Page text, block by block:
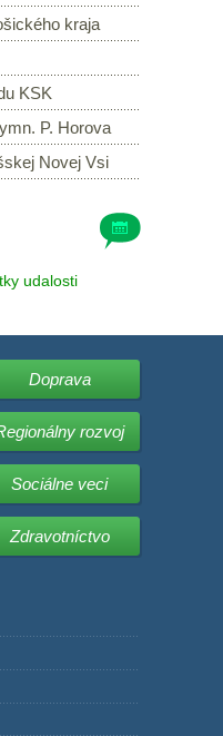
kraja
KSK
P. Horova
Novej Vsi
udalosti
Doprava
rozvoj
Sociálne veci
Zdravotníctvo